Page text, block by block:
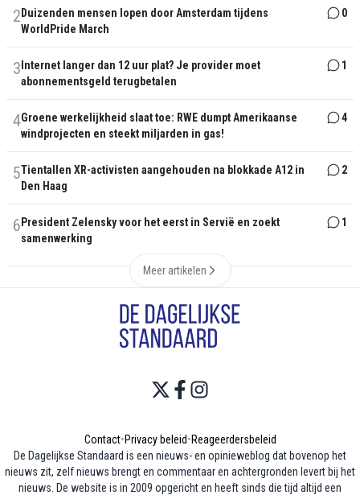
2 Duizenden mensen lopen door Amsterdam tijdens
WorldPride March
0
3 Internet langer dan 12 uur plat? Je provider moet
abonnementsgeld terugbetalen
1
4Groene werkelijkheid slaat toe: RWE dumpt Amerikaanse
windprojecten en steekt miljarden in gas!
4
5Tientallen XR-activisten aangehouden na blokkade A12 in
Den Haag
2
6 President Zelensky voor het eerst in Servië en zoekt
samenwerking
1
Meer artikelen
Contact•Privacy beleid•Reageerdersbeleid
De Dagelijkse Standaard is een nieuws- en opinieweblog dat bovenop het
nieuws zit, zelf nieuws brengt en commentaar en achtergronden levert bij het
nieuws. De website is in 2009 opgericht en heeft sinds die tijd altijd een